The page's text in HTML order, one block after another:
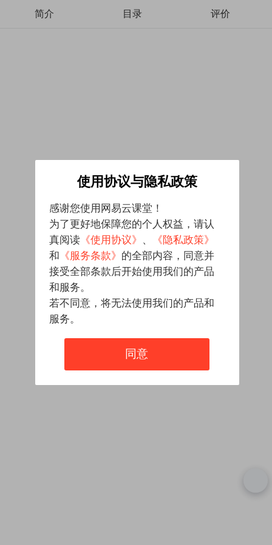
简介 目录 评价
使用协议与隐私政策
感谢您使用网易云课堂！
为了更好地保障您的个人权益，请认
真阅读 《使用协议》 、
《隐私政策》
和 《服务条款》 的全部内容，同意并
接受全部条款后开始使用我们的产品
和服务。
若不同意，将无法使用我们的产品和
服务。
同意